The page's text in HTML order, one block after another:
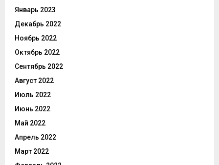
Январь 2023
Декабрь 2022
Ноябрь 2022
Октябрь 2022
Сентябрь 2022
Август 2022
Июль 2022
Июнь 2022
Май 2022
Апрель 2022
Март 2022